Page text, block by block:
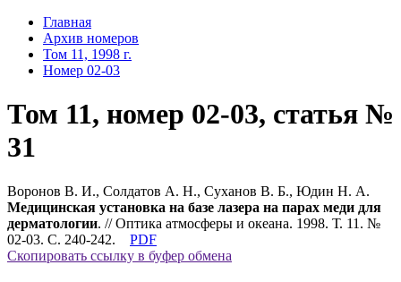
Главная
Архив номеров
Том 11, 1998 г.
Номер 02-03
Том 11, номер 02-03, статья №
31
Воронов В. И., Солдатов А. Н., Суханов В. Б., Юдин Н. А.
Медицинская установка на базе лазера на парах меди для
дерматологии. // Оптика атмосферы и океана. 1998. Т. 11. №
02-03. С. 240-242.
PDF
Скопировать ссылку в буфер обмена